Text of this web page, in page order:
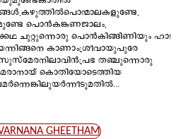
ചുറ്റുന്നൊരു പൊൻകിങ്ങിണിയും ഹാ!
കാണാംശ്രീവായുപുരേ
കൊതിയോടെത്തിയ
GHEETHAM